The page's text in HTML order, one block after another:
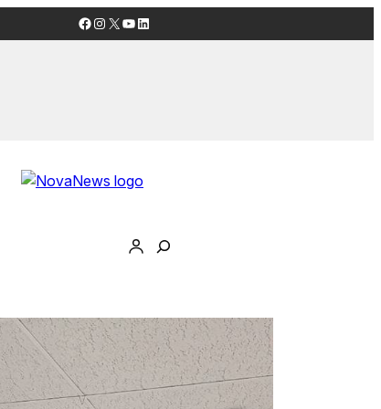
Facebook
Instagram
X YouTube
LinkedIn